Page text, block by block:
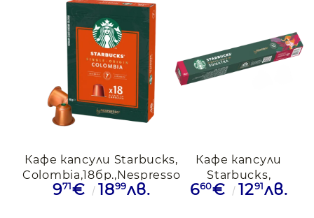
Кафе капсули Starbucks,
Colombia,18бр.,Nespresso
971€ 1899лв.
Кафе капсули
Starbucks,
660€ 1291лв.